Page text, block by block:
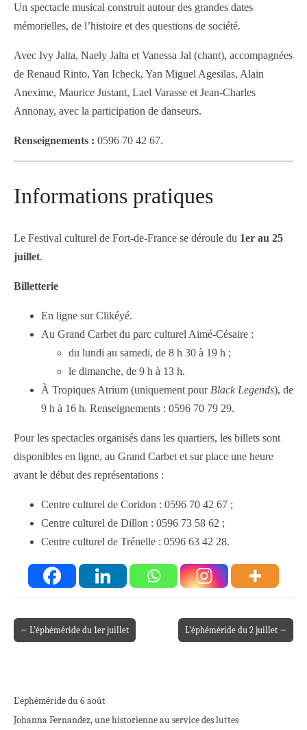
Un spectacle musical construit autour des grandes dates
mémorielles, de l’histoire et des questions de société.
Avec Ivy Jalta, Naely Jalta et Vanessa Jal (chant), accompagnées
de Renaud Rinto, Yan Icheck, Yan Miguel Agesilas, Alain
Anexime, Maurice Justant, Lael Varasse et Jean-Charles
Annonay, avec la participation de danseurs.
Renseignements : 0596 70 42 67.
Informations pratiques
Le Festival culturel de Fort-de-France se déroule du 1er au 25
juillet.
Billetterie
En ligne sur Clikéyé.
Au Grand Carbet du parc culturel Aimé-Césaire :
du lundi au samedi, de 8 h 30 à 19 h ;
le dimanche, de 9 h à 13 h.
À Tropiques Atrium (uniquement pour Black Legends), de
9 h à 16 h. Renseignements : 0596 70 79 29.
Pour les spectacles organisés dans les quartiers, les billets sont
disponibles en ligne, au Grand Carbet et sur place une heure
avant le début des représentations :
Centre culturel de Coridon : 0596 70 42 67 ;
Centre culturel de Dillon : 0596 73 58 62 ;
Centre culturel de Trénelle : 0596 63 42 28.
Post navigation
← L’éphéméride du 1er juillet L’éphéméride du 2 juillet →
L’éphéméride du 6 août
Johanna Fernandez, une historienne au service des luttes